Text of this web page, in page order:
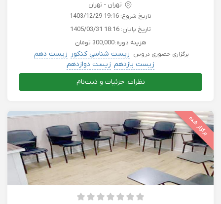
تهران - تهران
تاریخ شروع: 1403/12/29 19:16
تاریخ پایان: 1405/03/31 18:16
هزینه دوره:300,000 تومان
برگزاری حضوری دروس زیست شناسی کنکور زیست دهم
زیست یازدهم زیست دوازدهم
نظرات، جزئیات و ثبت‌نام
برگزار شده